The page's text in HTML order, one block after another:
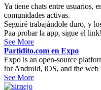
Ya tiene chats entre usuarios,
comunidades activas.
Seguiré trabajándole duro, y
Paa probar la app, sigue el link!
See More
Partidito.com en Expo
Expo is an open-source
for Android, iOS, and the web
See More